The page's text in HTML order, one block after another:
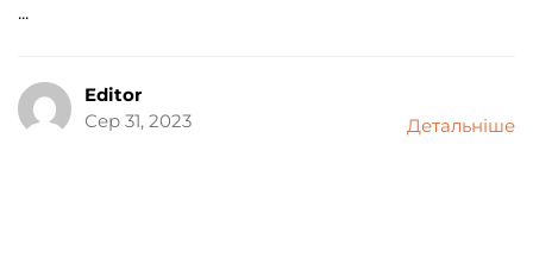
...
Editor
Сер 31, 2023
Детальніше